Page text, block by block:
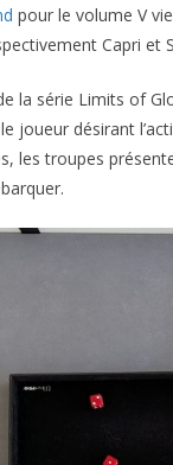
pour le volume V
Capri et
la série Limits of
joueur désirant
les troupes